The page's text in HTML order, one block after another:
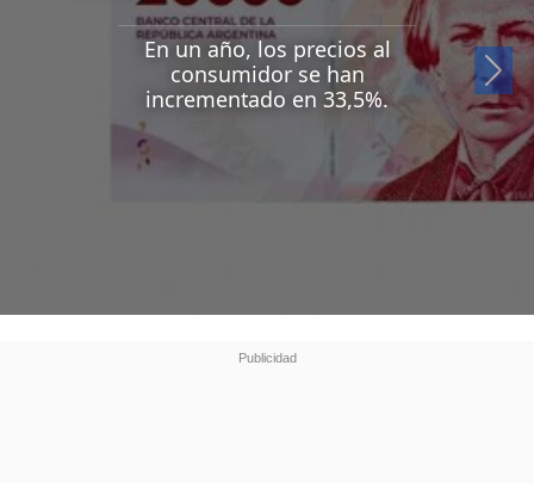
En un año, los precios al
consumidor se han
incrementado en 33,5%.